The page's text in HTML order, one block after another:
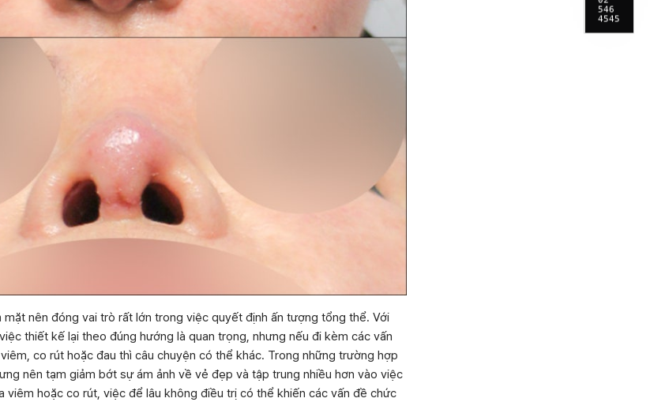
mặt nên đóng vai trò rất lớn trong việc quyết định ấn tượng tổng thể. Với
thiết kế lại theo đúng hướng là quan trọng, nhưng nếu đi kèm các vấn
co rút hoặc đau thì câu chuyện có thể khác. Trong những trường hợp
nên tạm giảm bớt sự ám ảnh về vẻ đẹp và tập trung nhiều hơn vào việc
viêm hoặc co rút, việc để lâu không điều trị có thể khiến các vấn đề chức
546
4545